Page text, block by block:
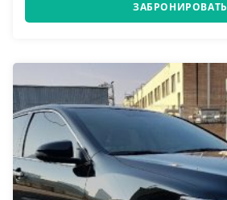
ЗАБРОНИРОВАТЬ